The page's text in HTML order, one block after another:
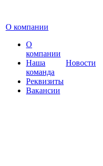
О компании
О
компании
Наша
команда
Реквизиты
Вакансии
Новости